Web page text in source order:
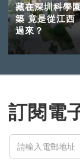
藏在深圳科學
築 竟是從江西
過來？
訂閱電